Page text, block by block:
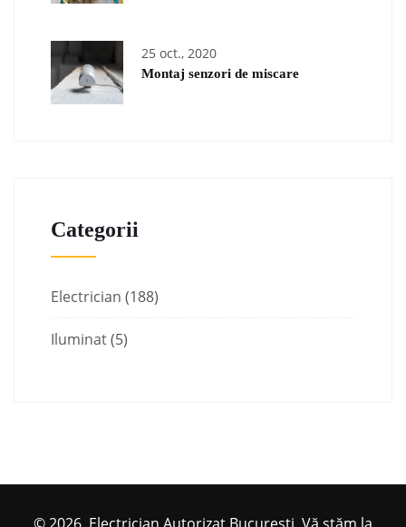
25 oct., 2020
Montaj senzori de miscare
Categorii
Electrician (188)
Iluminat(5)